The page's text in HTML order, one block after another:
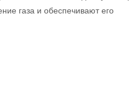
газа и обеспечивают его